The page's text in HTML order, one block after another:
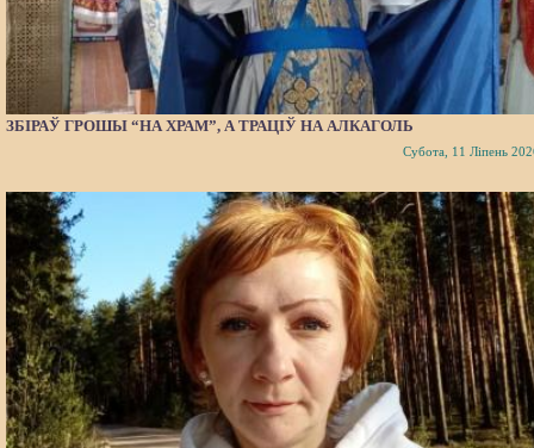
ЗБІРАЎ ГРОШЫ “НА ХРАМ”, А ТРАЦІЎ НА АЛКАГОЛЬ
Субота, 11 Ліпень